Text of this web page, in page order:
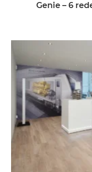
Genie – 6